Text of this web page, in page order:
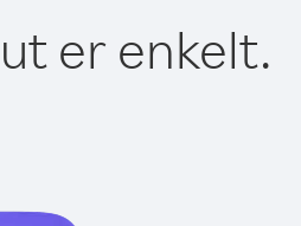
er enkelt.